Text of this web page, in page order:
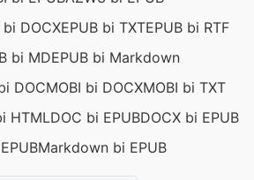
bi DOCXEPUB bi TXTEPUB bi RTF
bi MDEPUB bi Markdown
DOCMOBI bi DOCXMOBI bi TXT
HTMLDOC bi EPUBDOCX bi EPUB
Markdown bi EPUB